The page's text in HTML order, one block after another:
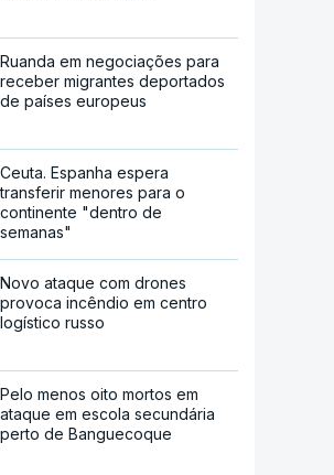
Ruanda em negociações para
receber migrantes deportados
de países europeus
Ceuta. Espanha espera
transferir menores para o
continente "dentro de
semanas"
Novo ataque com drones
provoca incêndio em centro
logístico russo
Pelo menos oito mortos em
ataque em escola secundária
perto de Banguecoque